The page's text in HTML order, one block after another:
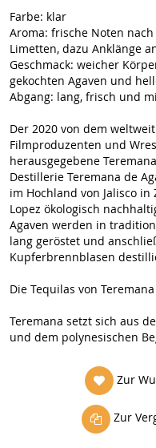
Farbe: klar
Aroma: frische Noten
Limetten, dazu Anklänge
Geschmack: weicher
gekochten Agaven und
Abgang: lang, frisch und
Der 2020 von dem
Filmproduzenten und
herausgegebene
Destillerie Teremana de
im Hochland von Jalisco
Lopez ökologisch
Agaven werden in
lang geröstet und
Kupferbrennblasen
Die Tequilas von
Teremana setzt sich aus
und dem polynesischen
Zur
Zur